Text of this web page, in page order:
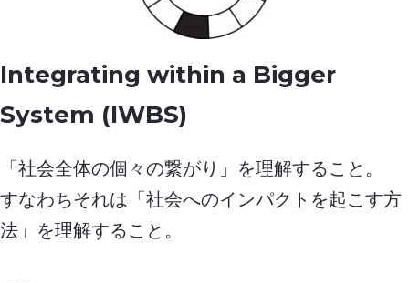
Integrating within a Bigger
System (IWBS)
「社会全体の個々の繋がり」を理解すること。
すなわちそれは「社会へのインパクトを起こす方
法」を理解すること。